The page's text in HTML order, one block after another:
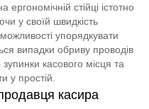
стійці істотно
у своїй швидкість
упорядкувати
випадки обриву проводів
касового місця та
у простій.
касира